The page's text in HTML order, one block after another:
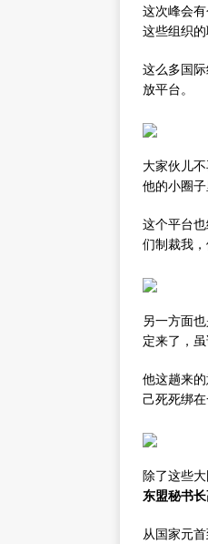
这次峰会
这些组织的
这么多国
放平台。
大家伙儿
他的小圈子
这个平台
们制裁我
另一方面
定来了，
他这趟来
己死死绑在
除了这些大
东盟秘书长
从国家元